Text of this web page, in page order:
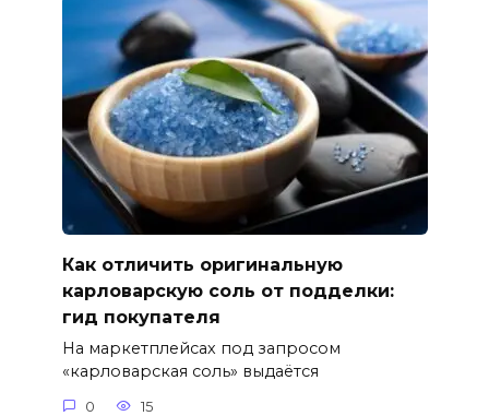
Как отличить оригинальную
карловарскую соль от подделки:
гид покупателя
На маркетплейсах под запросом
«карловарская соль» выдаётся
0 15